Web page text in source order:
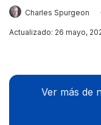
Charles Spurgeon
Actualizado: 26 mayo,
Ver más de